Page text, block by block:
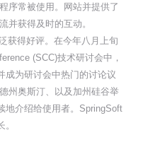
序常被使用。网站并提供了
并获得及时的互动。
获得好评。在今年八月上旬
(SCC)技术研讨会中，
成为研讨会中热门的讨论议
州奥斯汀、以及加州硅谷举
地介绍给使用者。SpringSoft